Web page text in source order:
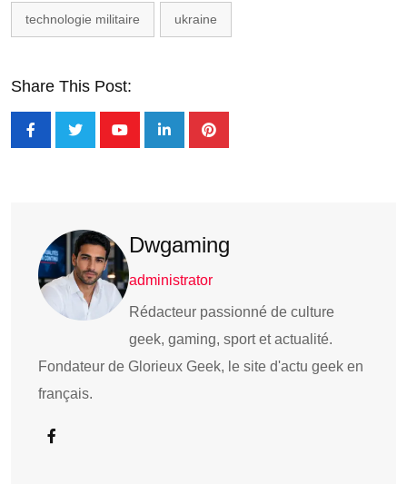
technologie militaire ukraine
Share This Post:
Dwgaming
administrator
Rédacteur passionné de culture
geek, gaming, sport et actualité.
Fondateur de Glorieux Geek, le site d'actu geek en
français.